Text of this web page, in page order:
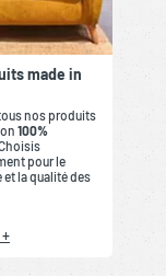
made in
nos produits
100%
Choisis
pour le
la qualité des